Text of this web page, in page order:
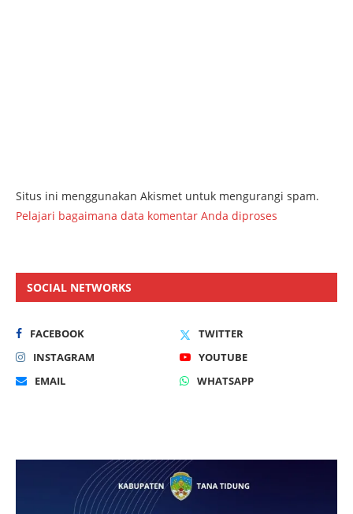
Situs ini menggunakan Akismet untuk mengurangi spam.
Pelajari bagaimana data komentar Anda diproses
SOCIAL NETWORKS
FACEBOOK
TWITTER
INSTAGRAM
YOUTUBE
EMAIL
WHATSAPP